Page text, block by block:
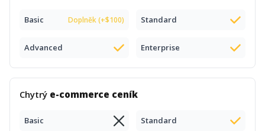
Basic Doplněk (+$100) Standard
Advanced Enterprise
Chytrý e-commerce ceník
Basic Standard